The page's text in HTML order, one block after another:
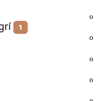
1
⚬
⚬
⚬
⚬